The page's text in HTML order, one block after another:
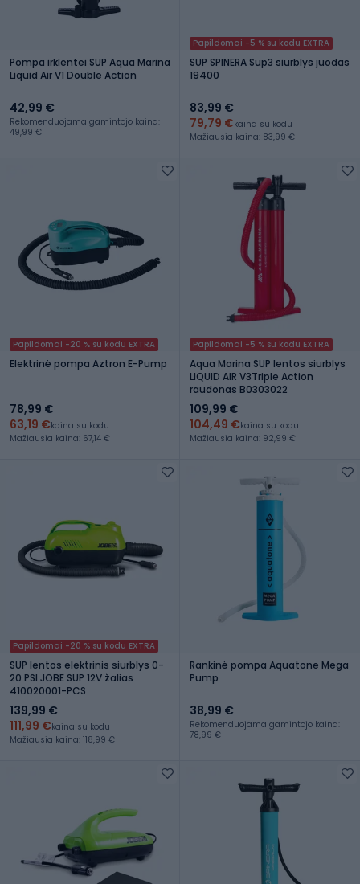
Pompa irklentei SUP Aqua Marina
Liquid Air V1 Double Action
42,99 €
Rekomenduojama gamintojo kaina:
49,99 €
Papildomai -5 % su kodu EXTRA
SUP SPINERA Sup3 siurblys juodas
19400
83,99 €
79,79 €kaina su kodu
Mažiausia kaina: 83,99 €
Papildomai -20 % su kodu EXTRA
Elektrinė pompa Aztron E-Pump
78,99 €
63,19 €kaina su kodu
Mažiausia kaina: 67,14 €
Papildomai -5 % su kodu EXTRA
Aqua Marina SUP lentos siurblys
LIQUID AIR V3Triple Action
raudonas B0303022
109,99 €
104,49 €kaina su kodu
Mažiausia kaina: 92,99 €
Papildomai -20 % su kodu EXTRA
SUP lentos elektrinis siurblys 0-
20 PSI JOBE SUP 12V žalias
410020001-PCS
139,99 €
111,99 €kaina su kodu
Mažiausia kaina: 118,99 €
Rankinė pompa Aquatone Mega
Pump
38,99 €
Rekomenduojama gamintojo kaina:
78,99 €